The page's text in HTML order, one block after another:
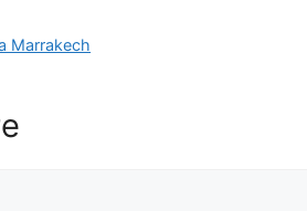
Marrakech